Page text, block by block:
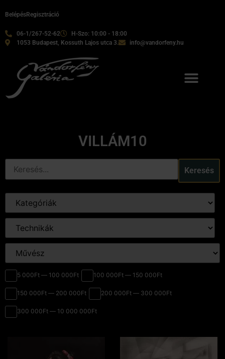
06-1/267-52-62
H-Szo: 10:00 - 18:00
1053 Budapest, Kossuth Lajos utca 3.
info@vandorfeny.hu
BelépésRegisztráció
VILLÁM10
Keresés
5 000Ft — 100 000Ft 100 000Ft — 150 000Ft
150 000Ft — 200 000Ft 200 000Ft — 300 000Ft
300 000Ft — 10 000 000Ft